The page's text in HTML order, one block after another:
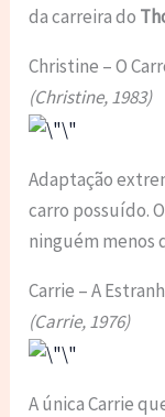
da carreira do
Christine – O
(Christine, 1983)
Adaptação
carro possuído.
ninguém menos
Carrie – A
(Carrie, 1976)
A única Carrie